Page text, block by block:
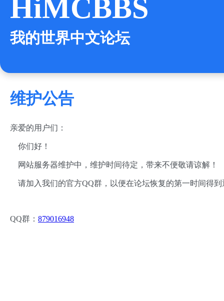
HiMCBBS
我的世界中文论坛
维护公告
亲爱的用户们：
你们好！
网站服务器维护中，维护时间待定，带来不便敬请谅解！
请加入我们的官方QQ群，以便在论坛恢复的第一时间得到
QQ群： 879016948